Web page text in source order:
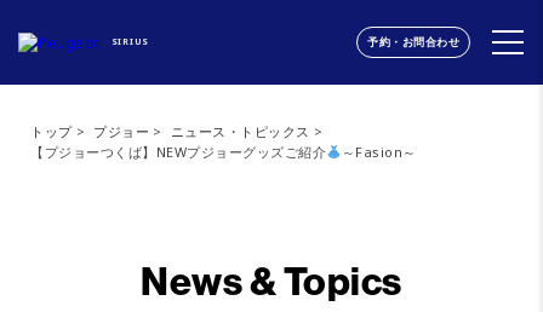
SIRIUS 予約・お問合わせ
トップ プジョー
ニュース・トピックス
【プジョーつくば】NEWプジョーグッズご紹介
～Fasion～
News & Topics